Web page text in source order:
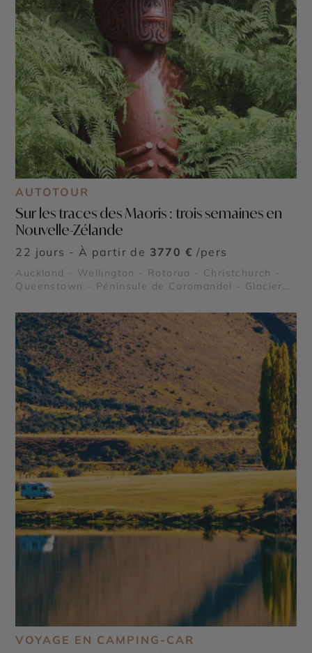
AUTOTOUR
Sur les traces des Maoris : trois semaines en
Nouvelle-Zélande
22 jours - À partir de 3770 € /pers
Auckland - Wellington - Rotorua - Christchurch -
Queenstown - Péninsule de Coromandel - Glacier
VOYAGE EN CAMPING-CAR